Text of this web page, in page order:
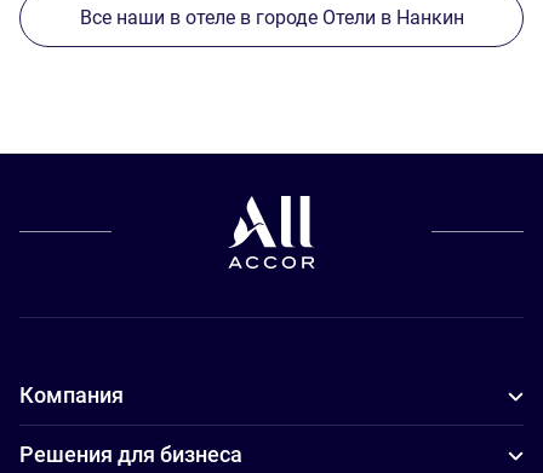
Все наши в отеле в городе Отели в Нанкин
Компания
Решения для бизнеса